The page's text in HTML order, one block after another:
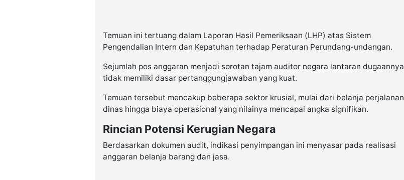
Temuan ini tertuang dalam Laporan Hasil Pemeriksaan (LHP) atas Sistem
Pengendalian Intern dan Kepatuhan terhadap Peraturan Perundang-undangan.
Sejumlah pos anggaran menjadi sorotan tajam auditor negara lantaran dugaannya
tidak memiliki dasar pertanggungjawaban yang kuat.
Temuan tersebut mencakup beberapa sektor krusial, mulai dari belanja perjalanan
dinas hingga biaya operasional yang nilainya mencapai angka signifikan.
Rincian Potensi Kerugian Negara
Berdasarkan dokumen audit, indikasi penyimpangan ini menyasar pada realisasi
anggaran belanja barang dan jasa.